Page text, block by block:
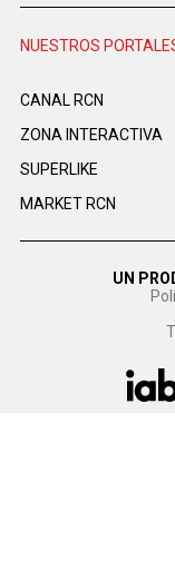
NUESTROS
CANAL RCN
ZONA INTERACTIVA
SUPERLIKE
MARKET RCN
UN